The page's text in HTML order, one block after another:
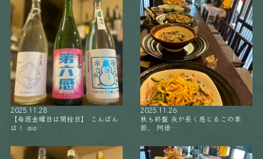
2025.11.28
【毎週金曜日は開栓日】 こんばん
は！ aio…
2025.11.26
秋も終盤 夜が長く感じるこの季
節、 阿倍…